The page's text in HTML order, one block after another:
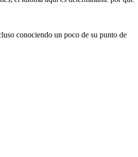
conociendo un poco de su punto de